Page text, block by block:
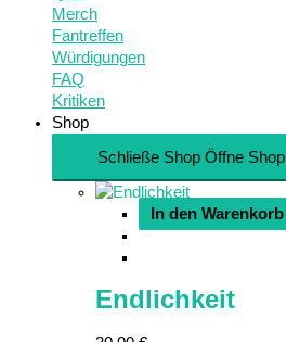
Merch
Fantreffen
Würdigungen
FAQ
Kritiken
Shop
Schließe Shop Öffne Shop
In den Warenkorb
Endlichkeit